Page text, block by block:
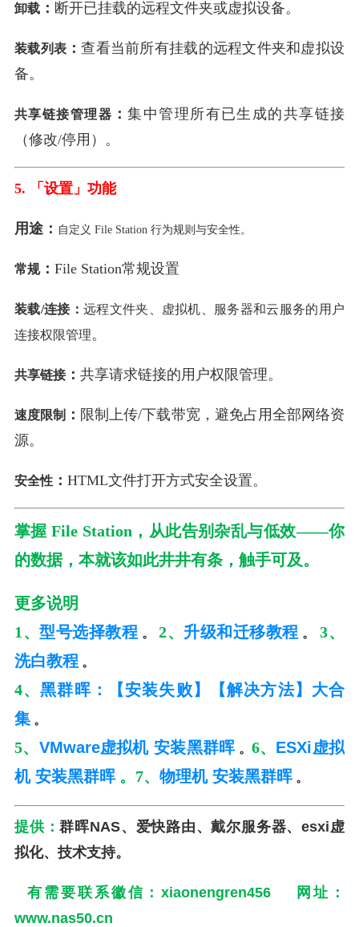
卸载 ： 断开已挂载的远程文件夹或虚拟设备。
装载列表 ：查看当前所有挂载的远程文件夹和虚拟设
备。
共享链接管理器 ：集中管理所有已生成的共享链接
（修改/停用）。
5. 「设置」功能
用途： 自定义 File Station 行为规则与安全性。
常规： File Station常规设置
装载/连接： 远程文件夹、虚拟机、服务器和云服务的用户
连接权限管理。
共享链接： 共享请求链接的用户权限管理。
速度限制 ： 限制上传/下载带宽，避免占用全部网络资
源。
安全性 ： HTML文件打开方式安全设置。
掌握 File Station，从此告别杂乱与低效——你
的数据，本就该如此井井有条，触手可及。
更多说明
1、型号选择教程 。 2、 升级和迁移教程 。
3、
洗白教程 。
4、黑群晖：【安装失败】【解决方法】大合
集 。
5、 VMware虚拟机 安装黑群晖 。 6、 ESXi虚拟
机 安装黑群晖。7、 物理机 安装黑群晖 。
提供：群晖NAS、爱快路由、戴尔服务器、esxi虚
拟化、技术支持。
有需要联系徽信：xiaonengren456 网址：
www.nas50.cn